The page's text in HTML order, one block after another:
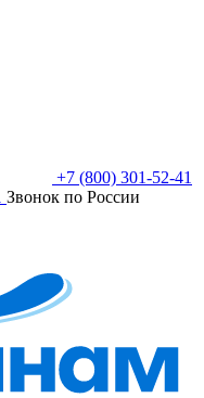
+7 (800) 301-52-41
Звонок по России